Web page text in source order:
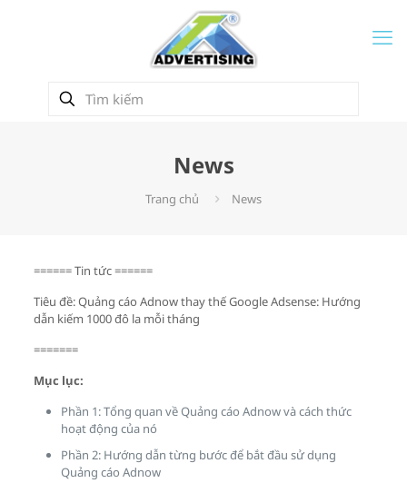
News
Trang chủ News
====== Tin tức ======
Tiêu đề: Quảng cáo Adnow thay thế Google Adsense: Hướng
dẫn kiếm 1000 đô la mỗi tháng
=======
Mục lục:
Phần 1: Tổng quan về Quảng cáo Adnow và cách thức
hoạt động của nó
Phần 2: Hướng dẫn từng bước để bắt đầu sử dụng
Quảng cáo Adnow